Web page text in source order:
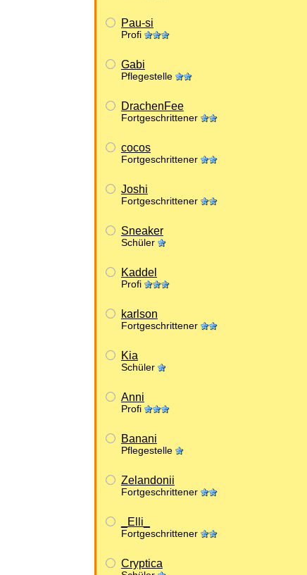
Pau-si
Profi
Gabi
Pflegestelle
DrachenFee
Fortgeschrittener
cocos
Fortgeschrittener
Joshi
Fortgeschrittener
Sneaker
Schüler
Kaddel
Profi
karlson
Fortgeschrittener
Kia
Schüler
Anni
Profi
Banani
Pflegestelle
Zelandonii
Fortgeschrittener
_Elli_
Fortgeschrittener
Cryptica